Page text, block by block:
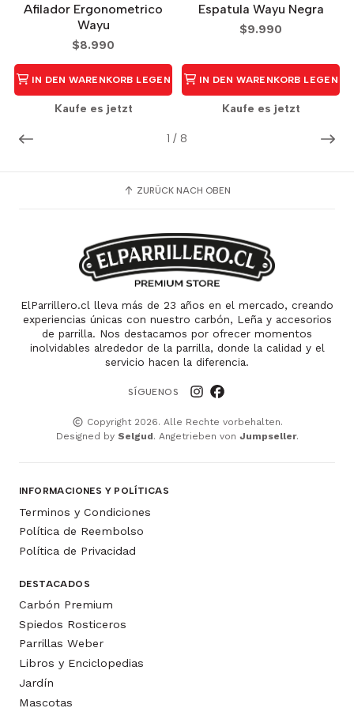
1 / 8
Afilador Ergonometrico
Wayu
$8.990
IN DEN WARENKORB LEGEN
Kaufe es jetzt
Espatula Wayu Negra
$9.990
IN DEN WARENKORB LEGEN
Kaufe es jetzt
ZURÜCK NACH OBEN
ElParrillero.cl lleva más de 23 años en el mercado, creando
experiencias únicas con nuestro carbón, Leña y accesorios
de parrilla. Nos destacamos por ofrecer momentos
inolvidables alrededor de la parrilla, donde la calidad y el
servicio hacen la diferencia.
SÍGUENOS
Copyright 2026. Alle Rechte vorbehalten.
Designed by Selgud. Angetrieben von Jumpseller.
INFORMACIONES Y POLÍTICAS
Terminos y Condiciones
Política de Reembolso
Política de Privacidad
DESTACADOS
Carbón Premium
Spiedos Rosticeros
Parrillas Weber
Libros y Enciclopedias
Jardín
Mascotas